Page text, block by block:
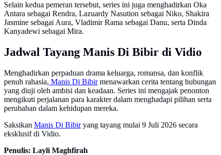
Selain kedua pemeran tersebut, series ini juga menghadirkan Oka
Antara sebagai Rendra, Lazuardy Nasution sebagai Niko, Shakira
Jasmine sebagai Aura, Vladimir Rama sebagai Danu, serta Dinda
Kanyadewi sebagai Mira.
Jadwal Tayang Manis Di Bibir di Vidio
Menghadirkan perpaduan drama keluarga, romansa, dan konflik
penuh rahasia, Manis Di Bibirmenawarkan cerita tentang hubungan
yang diuji oleh ambisi dan keadaan. Series ini mengajak penonton
mengikuti perjalanan para karakter dalam menghadapi pilihan serta
perubahan dalam kehidupan mereka.
Saksikan Manis Di Bibiryang tayang mulai 9 Juli 2026 secara
eksklusif di Vidio.
Penulis: Layli Maghfirah